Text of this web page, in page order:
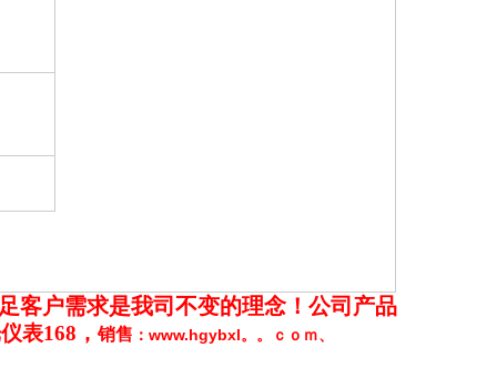
客户需求是我司不变的理念！公司产品
表168，销售 ： www.hgybxl。。ｃｏｍ、